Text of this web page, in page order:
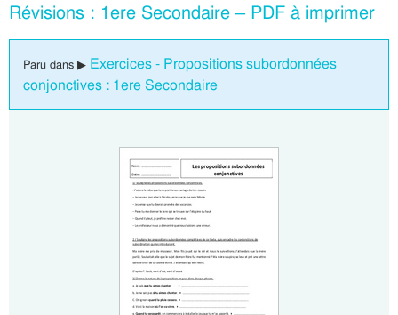
Révisions : 1ere Secondaire – PDF à imprimer
Paru dans ▶ Exercices - Propositions subordonnées
conjonctives : 1ere Secondaire